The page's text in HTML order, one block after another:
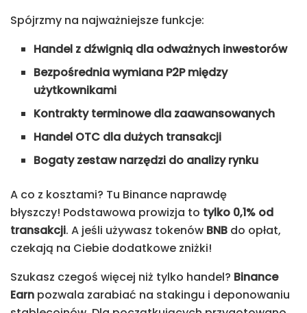
Spójrzmy na najważniejsze funkcje:
Handel z dźwignią dla odważnych inwestorów
Bezpośrednia wymiana P2P między
użytkownikami
Kontrakty terminowe dla zaawansowanych
Handel OTC dla dużych transakcji
Bogaty zestaw narzędzi do analizy rynku
A co z kosztami? Tu Binance naprawdę
błyszczy! Podstawowa prowizja to tylko 0,1% od
transakcji. A jeśli używasz tokenów BNB do opłat,
czekają na Ciebie dodatkowe zniżki!
Szukasz czegoś więcej niż tylko handel? Binance
Earn pozwala zarabiać na stakingu i deponowaniu